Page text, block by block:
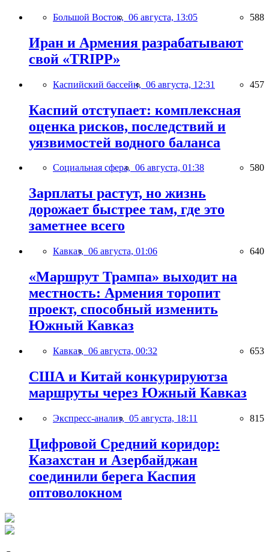
Большой Восток, 06 августа, 13:05 588
Иран и Армения разрабатывают
свой «TRIPP»
Каспийский бассейн, 06 августа, 12:31 457
Каспий отступает: комплексная
оценка рисков, последствий и
уязвимостей водного баланса
Социальная сфера, 06 августа, 01:38 580
Зарплаты растут, но жизнь
дорожает быстрее там, где это
заметнее всего
Кавказ, 06 августа, 01:06 640
«Маршрут Трампа» выходит на
местность: Армения торопит
проект, способный изменить
Южный Кавказ
Кавказ, 06 августа, 00:32 653
США и Китай конкурируютза
маршруты через Южный Кавказ
Экспресс-анализ, 05 августа, 18:11 815
Цифровой Средний коридор:
Казахстан и Азербайджан
соединили берега Каспия
оптоволокном